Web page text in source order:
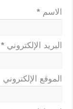
الاسم *
البريد الإلكتروني *
الموقع الإلكتروني